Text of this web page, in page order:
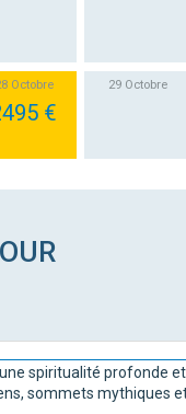
Octobre
€
29 Octobre
spiritualité profonde
sommets mythiques